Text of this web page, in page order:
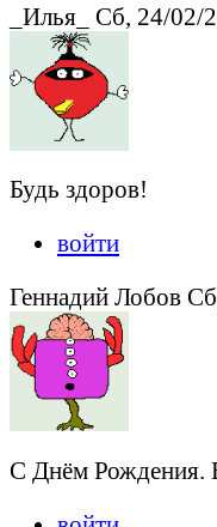
_Илья_ Сб, 24/02/
Будь здоров!
войти
Геннадий Лобов
С Днём Рождения.